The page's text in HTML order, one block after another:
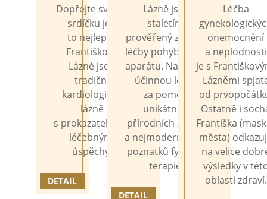
Dopřejte svému
srdíčku jen
to nejlepší.
Františkovy
Lázně jsou
tradiční
kardiologické
lázně
s prokazatelnými
léčebnými
úspěchy.
DETAIL
Lázně jsou
staletími
prověřený způsob
léčby pohybového
aparátu. Nabízíme
účinnou léčbu
za pomoci
unikátních
přírodních zdrojů
a nejmodernějších
poznatků fyzikální
terapie.
DETAIL
Léčba
onemocnění
a neplodnosti
je s
Lázněmi
od
Ostatně i
Františka
města)
na velice
výsledky v
oblasti zdraví.